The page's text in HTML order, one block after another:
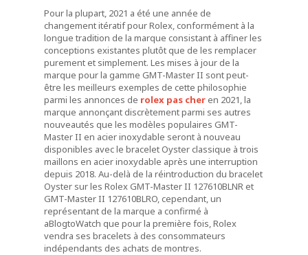
Pour la plupart, 2021 a été une année de
changement itératif pour Rolex, conformément à la
longue tradition de la marque consistant à affiner les
conceptions existantes plutôt que de les remplacer
purement et simplement. Les mises à jour de la
marque pour la gamme GMT-Master II sont peut-
être les meilleurs exemples de cette philosophie
parmi les annonces de rolex pas cheren 2021, la
marque annonçant discrètement parmi ses autres
nouveautés que les modèles populaires GMT-
Master II en acier inoxydable seront à nouveau
disponibles avec le bracelet Oyster classique à trois
maillons en acier inoxydable après une interruption
depuis 2018. Au-delà de la réintroduction du bracelet
Oyster sur les Rolex GMT-Master II 127610BLNR et
GMT-Master II 127610BLRO, cependant, un
représentant de la marque a confirmé à
aBlogtoWatch que pour la première fois, Rolex
vendra ses bracelets à des consommateurs
indépendants des achats de montres.